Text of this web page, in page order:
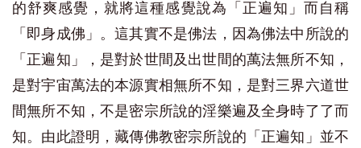
的舒爽感覺，就將這種感覺說為「正遍知」而自稱
「即身成佛」。這其實不是佛法，因為佛法中所說的
「正遍知」，是對於世間及出世間的萬法無所不知，
是對宇宙萬法的本源實相無所不知，是對三界六道世
間無所不知，不是密宗所說的淫樂遍及全身時了了而
知。由此證明，藏傳佛教密宗所說的「正遍知」並不